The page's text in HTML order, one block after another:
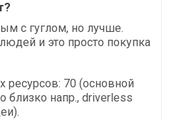
с гуглом, но лучше.
и это просто покупка
ресурсов: 70 (основной
близко напр., driverless